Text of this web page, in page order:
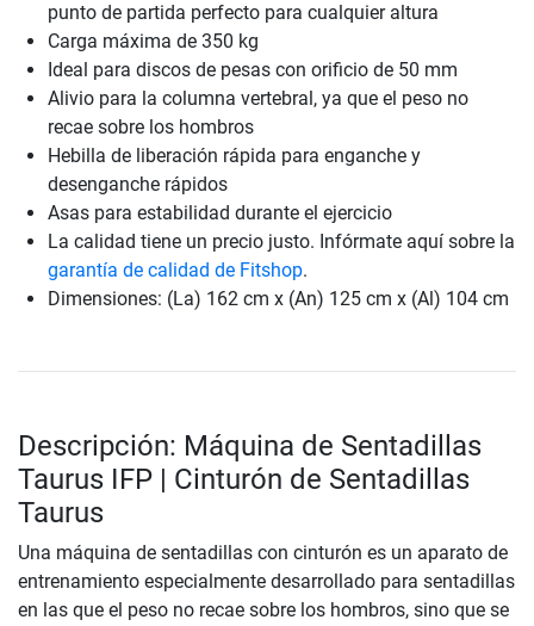
punto de partida perfecto para cualquier altura
Carga máxima de 350 kg
Ideal para discos de pesas con orificio de 50 mm
Alivio para la columna vertebral, ya que el peso no
recae sobre los hombros
Hebilla de liberación rápida para enganche y
desenganche rápidos
Asas para estabilidad durante el ejercicio
La calidad tiene un precio justo. Infórmate aquí sobre la
garantía de calidad de Fitshop.
Dimensiones: (La) 162 cm x (An) 125 cm x (Al) 104 cm
Descripción: Máquina de Sentadillas
Taurus IFP | Cinturón de Sentadillas
Taurus
Una máquina de sentadillas con cinturón es un aparato de
entrenamiento especialmente desarrollado para sentadillas
en las que el peso no recae sobre los hombros, sino que se